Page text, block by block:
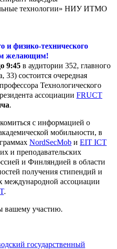
технологии» НИУ ИТМО
и физико-технического
желающим!
9:45 в аудитории 352, главного
состоится очередная
Технологического
ассоциации FRUCT
.
с информацией о
мобильности, в
NordSecMob и EIT ICT
и преподавательских
и Финляндией в области
получения стипендий и
международной ассоциации
.
вашему участию.
государственный